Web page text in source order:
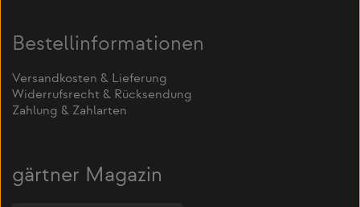
Bestellinformationen
Versandkosten & Lieferung
Widerrufsrecht & Rücksendung
Zahlung & Zahlarten
gärtner Magazin